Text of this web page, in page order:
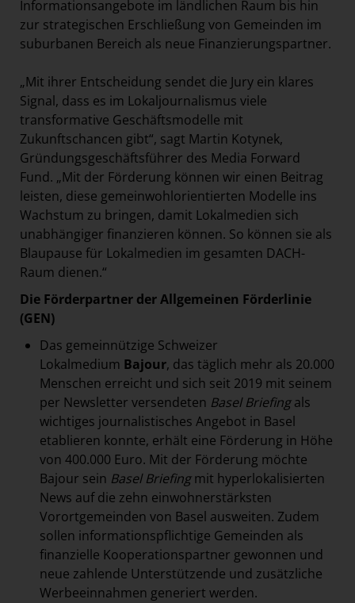
Informationsangebote im ländlichen Raum bis hin
zur strategischen Erschließung von Gemeinden im
suburbanen Bereich als neue Finanzierungspartner.
„Mit ihrer Entscheidung sendet die Jury ein klares
Signal, dass es im Lokaljournalismus viele
transformative Geschäftsmodelle mit
Zukunftschancen gibt“, sagt Martin Kotynek,
Gründungsgeschäftsführer des Media Forward
Fund. „Mit der Förderung können wir einen Beitrag
leisten, diese gemeinwohlorientierten Modelle ins
Wachstum zu bringen, damit Lokalmedien sich
unabhängiger finanzieren können. So können sie als
Blaupause für Lokalmedien im gesamten DACH-
Raum dienen.“
Die Förderpartner der Allgemeinen Förderlinie
(GEN)
Das gemeinnützige Schweizer
Lokalmedium Bajour, das täglich mehr als 20.000
Menschen erreicht und sich seit 2019 mit seinem
per Newsletter versendeten Basel Briefingals
wichtiges journalistisches Angebot in Basel
etablieren konnte, erhält eine Förderung in Höhe
von 400.000 Euro. Mit der Förderung möchte
Bajour sein Basel Briefingmit hyperlokalisierten
News auf die zehn einwohnerstärksten
Vorortgemeinden von Basel ausweiten. Zudem
sollen informationspflichtige Gemeinden als
finanzielle Kooperationspartner gewonnen und
neue zahlende Unterstützende und zusätzliche
Werbeeinnahmen generiert werden.